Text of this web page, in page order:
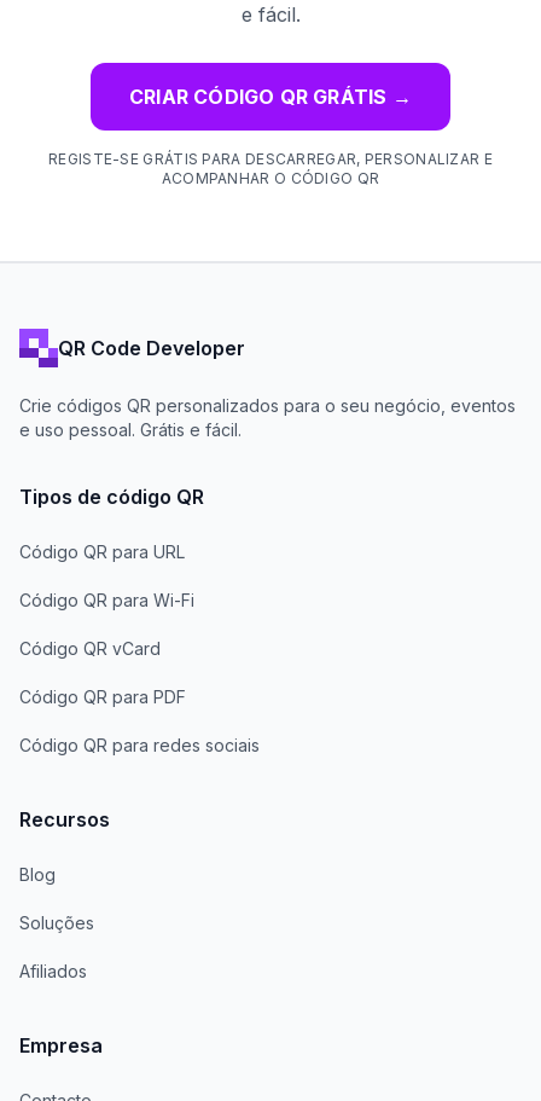
e fácil.
CRIAR CÓDIGO QR GRÁTIS →
REGISTE-SE GRÁTIS PARA DESCARREGAR, PERSONALIZAR E
ACOMPANHAR O CÓDIGO QR
QR Code Developer
Crie códigos QR personalizados para o seu negócio, eventos
e uso pessoal. Grátis e fácil.
Tipos de código QR
Código QR para URL
Código QR para Wi-Fi
Código QR vCard
Código QR para PDF
Código QR para redes sociais
Recursos
Blog
Soluções
Afiliados
Empresa